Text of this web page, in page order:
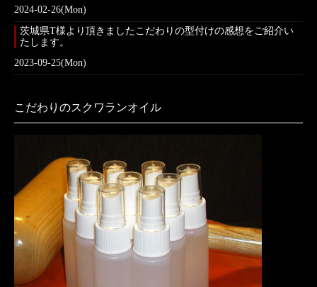
2024-02-26(Mon)
茨城県T様より頂きましたこだわりの型付けの感想をご紹介い
たします。
2023-09-25(Mon)
こだわりのスクワランオイル